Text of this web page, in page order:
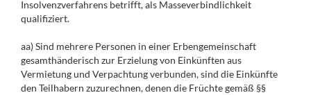
Insolvenzverfahrens betrifft, als Masseverbindlichkeit
qualifiziert.
aa) Sind mehrere Personen in einer Erbengemeinschaft
gesamthänderisch zur Erzielung von Einkünften aus
Vermietung und Verpachtung verbunden, sind die Einkünfte
den Teilhabern zuzurechnen, denen die Früchte gemäß §§